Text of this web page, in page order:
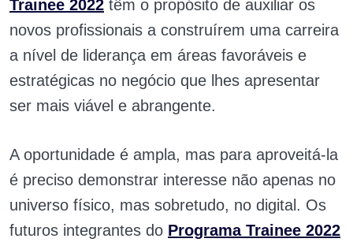
Trainee 2022 têm o propósito de auxiliar os
novos profissionais a construírem uma carreira
a nível de liderança em áreas favoráveis e
estratégicas no negócio que lhes apresentar
ser mais viável e abrangente.
A oportunidade é ampla, mas para aproveitá-la
é preciso demonstrar interesse não apenas no
universo físico, mas sobretudo, no digital. Os
futuros integrantes do Programa Trainee 2022